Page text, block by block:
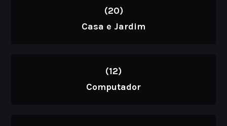
(20)
Casa e Jardim
(12)
Computador